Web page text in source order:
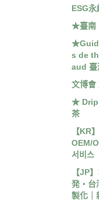
ESG
★臺南
s de
aud 臺
文博會
★ Drip
茶
【KR
OEM/
서비스
【JP
発・台
製化｜